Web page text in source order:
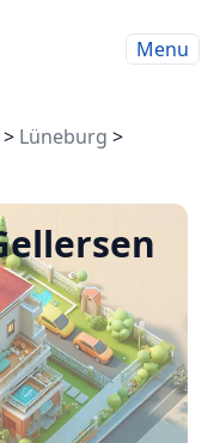
Menu
> Lüneburg >